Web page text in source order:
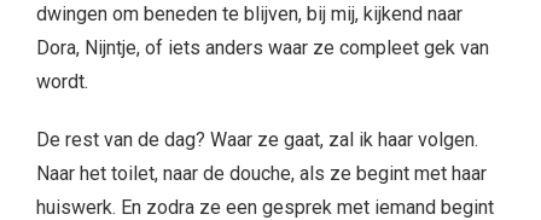
dwingen om beneden te blijven, bij mij, kijkend naar
Dora, Nijntje, of iets anders waar ze compleet gek van
wordt.
De rest van de dag? Waar ze gaat, zal ik haar volgen.
Naar het toilet, naar de douche, als ze begint met haar
huiswerk. En zodra ze een gesprek met iemand begint